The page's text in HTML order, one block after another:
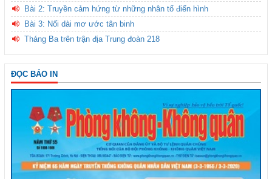
Bài 2: Truyền cảm hứng từ những nhân tố điển hình
Bài 3: Nối dài mơ ước tân binh
Tháng Ba trên trận địa Trung đoàn 218
ĐỌC BÁO IN